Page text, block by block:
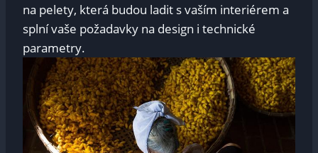
na pelety, která budou ladit s vaším interiérem a
splní vaše požadavky na design i technické
parametry.